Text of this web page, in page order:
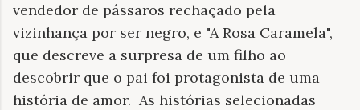
vendedor de pássaros rechaçado pela
vizinhança por ser negro, e "A Rosa Caramela",
que descreve a surpresa de um filho ao
descobrir que o pai foi protagonista de uma
história de amor. As histórias selecionadas